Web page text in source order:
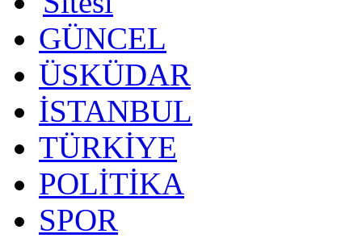
GÜNCEL
ÜSKÜDAR
İSTANBUL
TÜRKİYE
POLİTİKA
SPOR